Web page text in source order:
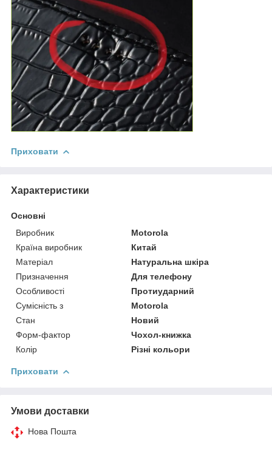
Приховати
Характеристики
Основні
Виробник
Motorola
Країна виробник
Китай
Матеріал
Натуральна шкіра
Призначення
Для телефону
Особливості
Протиударний
Сумісність з
Motorola
Стан
Новий
Форм-фактор
Чохол-книжка
Колір
Різні кольори
Приховати
Умови доставки
Нова Пошта